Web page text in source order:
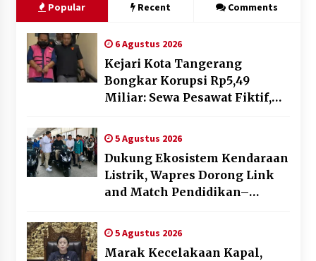
Popular Recent Comments
6 Agustus 2026
Kejari Kota Tangerang
Bongkar Korupsi Rp5,49
Miliar: Sewa Pesawat Fiktif,
Ditahan
5 Agustus 2026
Dukung Ekosistem Kendaraan
Listrik, Wapres Dorong Link
and Match Pendidikan–
5 Agustus 2026
Marak Kecelakaan Kapal,